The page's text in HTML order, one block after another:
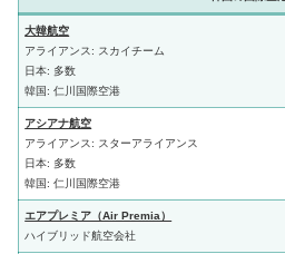
大韓航空
アライアンス: スカイチーム
日本: 多数
韓国: 仁川国際空港
アシアナ航空
アライアンス: スターアライアンス
日本: 多数
韓国: 仁川国際空港
エアプレミア（Air Premia）
ハイブリッド航空会社